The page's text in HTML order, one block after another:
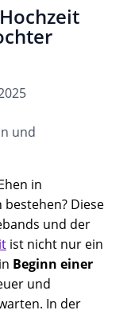
in
Diese
und der
ist nicht nur ein
Beginn einer
und
In der